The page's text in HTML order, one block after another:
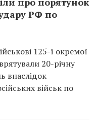
РФ по
125-ї окремої
20-річну
внаслідок
військ по